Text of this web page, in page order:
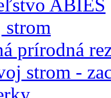
ABIES
strom
prírodná
strom -